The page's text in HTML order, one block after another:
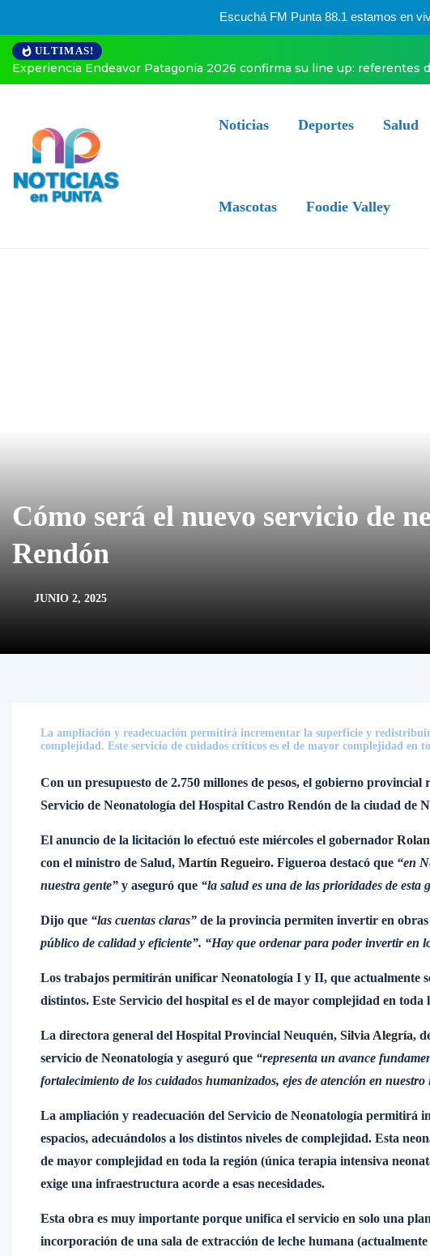
Escuchá FM Punta 88.1 estamos en
ULTIMAS!
llegan a Neuquén.El especial posteo de Enner Valencia a horas
Noticias Deportes Salud
Mascotas Foodie Valley
Cómo será el nuevo servicio de
Rendón
JUNIO 2, 2025
La ampliación y readecuación permitirá incrementar la superficie y redistribuir
complejidad. Este servicio de cuidados críticos es el de mayor complejidad en
Con un presupuesto de 2.750 millones de pesos, el gobierno
Servicio de Neonatología del Hospital Castro Rendón de la ciudad de
El anuncio de la licitación lo efectuó este miércoles el gobernador
con el ministro de Salud, Martín Regueiro. Figueroa destacó que “en
nuestra gente” y aseguró que “la salud es una de las prioridades de esta
Dijo que “las cuentas claras” de la provincia permiten invertir en
público de calidad y eficiente”. “Hay que ordenar para poder invertir en
Los trabajos permitirán unificar Neonatología I y II, que actualmente
distintos. Este Servicio del hospital es el de mayor complejidad en toda
La directora general del Hospital Provincial Neuquén, Silvia Alegría,
servicio de Neonatología y aseguró que “representa un avance
fortalecimiento de los cuidados humanizados, ejes de atención en nuestro
La ampliación y readecuación del Servicio de Neonatología permitirá
espacios, adecuándolos a los distintos niveles de complejidad. Esta
de mayor complejidad en toda la región (única terapia intensiva
exige una infraestructura acorde a esas necesidades.
Esta obra es muy importante porque unifica el servicio en solo una
incorporación de una sala de extracción de leche humana